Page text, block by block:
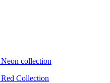
collection
Collection